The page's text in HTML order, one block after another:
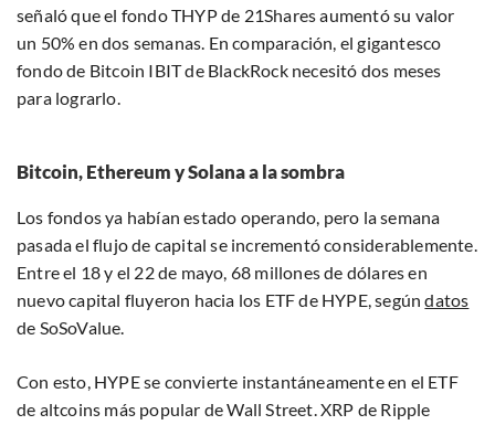
señaló que el fondo THYP de 21Shares aumentó su valor
un 50% en dos semanas. En comparación, el gigantesco
fondo de Bitcoin IBIT de BlackRock necesitó dos meses
para lograrlo.
Bitcoin, Ethereum y Solana a la sombra
Los fondos ya habían estado operando, pero la semana
pasada el flujo de capital se incrementó considerablemente.
Entre el 18 y el 22 de mayo, 68 millones de dólares en
nuevo capital fluyeron hacia los ETF de HYPE, segúndatos
de SoSoValue.
Con esto, HYPE se convierte instantáneamente en el ETF
de altcoins más popular de Wall Street. XRP de Ripple